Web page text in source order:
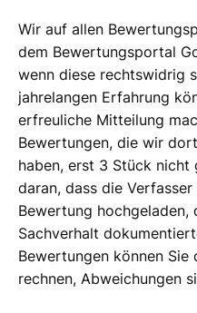
Wir auf allen
dem Bewertungsportal
wenn diese rechtswidrig
jahrelangen Erfahrung
erfreuliche Mitteilung
Bewertungen, die wir
haben, erst 3 Stück nicht
daran, dass die
Bewertung
Sachverhalt
Bewertungen können
rechnen, Abweichungen